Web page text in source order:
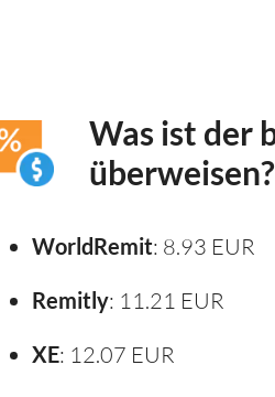
Was ist der
überweisen?
WorldRemit: 8.93 EUR
Remitly: 11.21 EUR
XE: 12.07 EUR